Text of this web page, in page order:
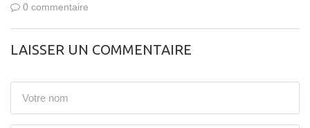
0 commentaire
LAISSER UN COMMENTAIRE